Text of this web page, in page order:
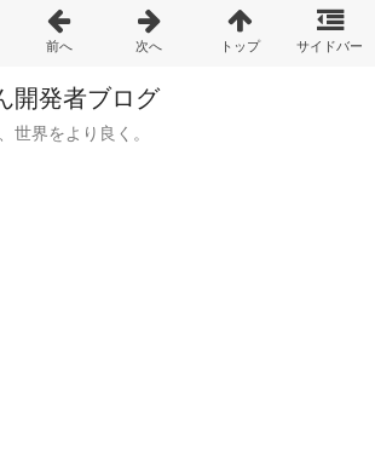
開発者ブログ
世界をより良く。